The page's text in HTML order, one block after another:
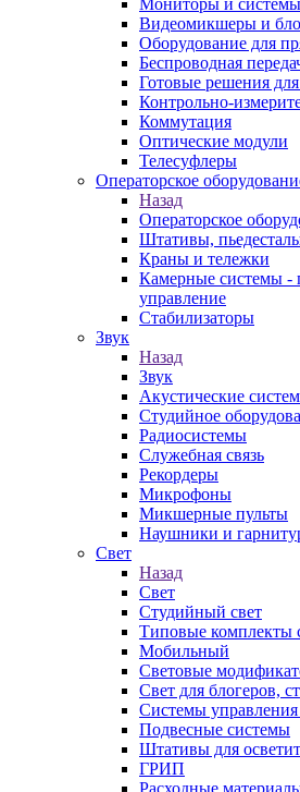
Мониторы и
Видеомикшеры и
Оборудование для
Беспроводная
Готовые решения для
Контрольно-
Коммутация
Оптические модули
Телесуфлеры
Операторское
Назад
Операторское
Штативы,
Краны и тележки
Камерные системы -
управление
Стабилизаторы
Звук
Назад
Звук
Акустические
Студийное
Радиосистемы
Служебная связь
Рекордеры
Микрофоны
Микшерные пульты
Наушники и
Свет
Назад
Свет
Студийный свет
Типовые комплекты
Мобильный
Световые
Свет для блогеров,
Системы управления
Подвесные системы
Штативы для
ГРИП
Расходные